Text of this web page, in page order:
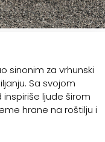
sinonim za vrhunski
Sa svojom
ljude širom
hrane na roštilju i